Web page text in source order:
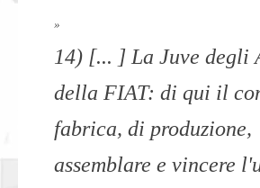
»
14) [... ] La Juve degli
della FIAT: di qui il
fabrica, di produzione,
assemblare e vincere